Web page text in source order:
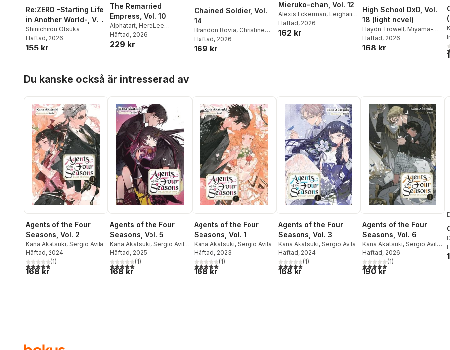
Re:ZERO -Starting Life
in Another World-, Vol.
29 (light novel)
Shinichirou Otsuka
Häftad, 2026
155 kr
The Remarried
Empress, Vol. 10
Alphatart, HereLee
HereLee,Shirley Chen
SUMPUL
Häftad, 2026
229 kr
Chained Soldier, Vol.
14
Brandon Bovia, Christine
Dashiell ,Yohei Takemura
Häftad, 2026
169 kr
Mieruko-chan, Vol. 12
Alexis Eckerman, Leighann
Harvey,Tomoki Izumi
Häftad, 2026
162 kr
High School DxD, Vol.
18 (light novel)
Haydn Trowell, Miyama-
Zero Miyama-Zero
Häftad, 2026
168 kr
Du kanske också är intresserad av
Agents of the Four
Seasons, Vol. 2
Kana Akatsuki, Sergio Avila
Häftad, 2024
5,0utav 5 stjärnor. Totalt antal röster:
(1)
168 kr
Agents of the Four
Seasons, Vol. 5
Kana Akatsuki, Sergio Avila ,
Suoh
Häftad, 2025
5,0utav 5 stjärnor. Totalt antal röster:
(1)
168 kr
Agents of the Four
Seasons, Vol. 1
Kana Akatsuki, Sergio Avila
Häftad, 2023
5,0utav 5 stjärnor. Totalt antal röster:
(1)
168 kr
Agents of the Four
Seasons, Vol. 3
Kana Akatsuki, Sergio Avila
Häftad, 2024
5,0utav 5 stjärnor. Totalt antal röster:
(1)
168 kr
Agents of the Four
Seasons, Vol. 6
Kana Akatsuki, Sergio Avila ,
Suoh
Häftad, 2026
5,0utav 5 stjärnor. Totalt antal
(1)
190 kr